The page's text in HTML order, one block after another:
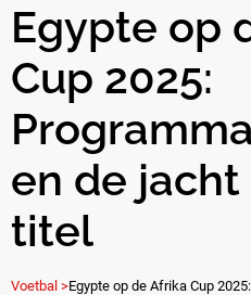
Egypte op
Cup 2025:
en de
titel
Voetbal >